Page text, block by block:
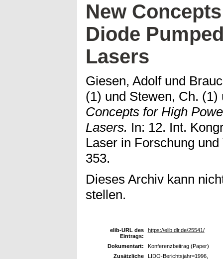
New
Diode
Lasers
Giesen, Adolfund
(1) und Stewen, Ch. (1)
Concepts for High
Lasers. In: 12. Int.
Laser in Forschung
353.
Dieses Archiv kann
stellen.
elib-URL des
Eintrags:
https://elib.dlr.de/25541/
Dokumentart:
Konferenzbeitrag (Paper)
Zusätzliche
LIDO-Berichtsjahr=1996,